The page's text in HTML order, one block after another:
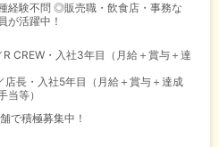
経験不問 ◎販売職・飲食店・事務な
が活躍中！
CREW・入社3年目（月給＋賞与＋達
店長・入社5年目（月給＋賞与＋達成
当等）
で積極募集中！